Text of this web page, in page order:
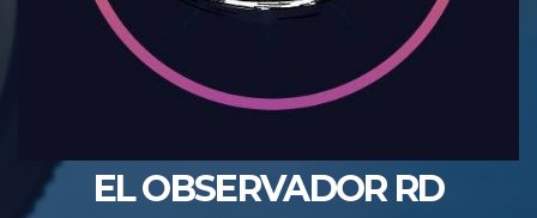
EL OBSERVADOR RD